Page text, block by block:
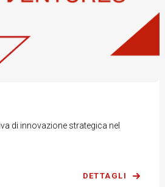
di innovazione strategica nel
DETTAGLI